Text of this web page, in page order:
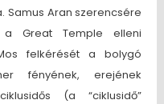
Aran szerencsére
a Great Temple elleni
felkérését a bolygó
fényének, erejének
(a “ciklusidő”